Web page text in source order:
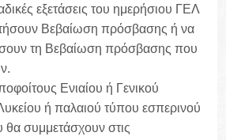
εξετάσεις του ημερήσιου ΓΕΛ
Βεβαίωση πρόσβασης ή να
τη Βεβαίωση πρόσβασης που
Ενιαίου ή Γενικού
ή παλαιού τύπου εσπερινού
θα συμμετάσχουν στις